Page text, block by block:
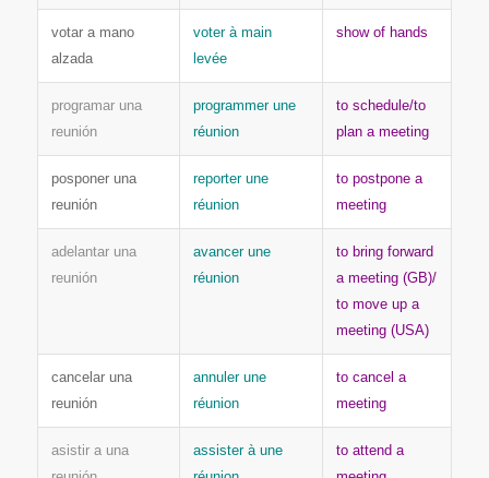
votar a mano
alzada
voter à main
levée
show of hands
programar una
reunión
programmer une
réunion
to schedule/to
plan a meeting
posponer una
reunión
reporter une
réunion
to postpone a
meeting
adelantar una
reunión
avancer une
réunion
to bring forward
a meeting (GB)/
to move up a
meeting (USA)
cancelar una
reunión
annuler une
réunion
to cancel a
meeting
asistir a una
assister à une
to attend a